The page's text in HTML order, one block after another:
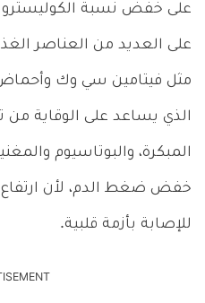
على خفض نسبة
على العديد من العناصر
الذي يساعد على الوقاية
المبكرة، والبوتاسيوم
خفض ضغط الدم، لأن
للإصابة بأزمة قلبية.